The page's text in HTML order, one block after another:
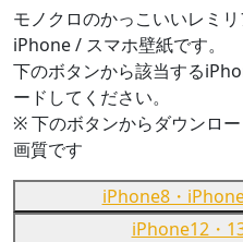
モノクロのかっこいいレミ
iPhone / スマホ壁紙です。
下のボタンから該当する
ードしてください。
※ 下のボタンからダウンロ
画質です
iPhone8・
iPhone12・